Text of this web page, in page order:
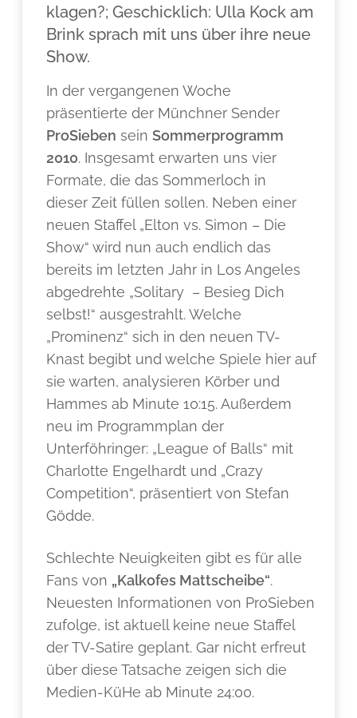
klagen?; Geschicklich: Ulla Kock am
Brink sprach mit uns über ihre neue
Show.
In der vergangenen Woche
präsentierte der Münchner Sender
ProSieben seinSommerprogramm
2010. Insgesamt erwarten uns vier
Formate, die das Sommerloch in
dieser Zeit füllen sollen. Neben einer
neuen Staffel „Elton vs. Simon – Die
Show“ wird nun auch endlich das
bereits im letzten Jahr in Los Angeles
abgedrehte „Solitary – Besieg Dich
selbst!“ ausgestrahlt. Welche
„Prominenz“ sich in den neuen TV-
Knast begibt und welche Spiele hier auf
sie warten, analysieren Körber und
Hammes ab Minute 10:15. Außerdem
neu im Programmplan der
Unterföhringer: „League of Balls“ mit
Charlotte Engelhardt und „Crazy
Competition“, präsentiert von Stefan
Gödde.
Schlechte Neuigkeiten gibt es für alle
Fans von „Kalkofes Mattscheibe“.
Neuesten Informationen von ProSieben
zufolge, ist aktuell keine neue Staffel
der TV-Satire geplant. Gar nicht erfreut
über diese Tatsache zeigen sich die
Medien-KüHe ab Minute 24:00.